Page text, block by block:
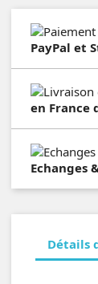
PayPal et
en France
Echanges
Détails